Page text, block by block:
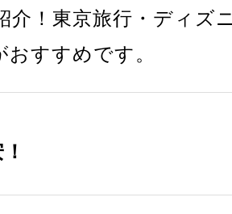
介！東京旅行・ディズ
すすめです。